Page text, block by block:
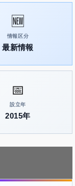
🆕
情報区分
最新情報
📅
設立年
2015年